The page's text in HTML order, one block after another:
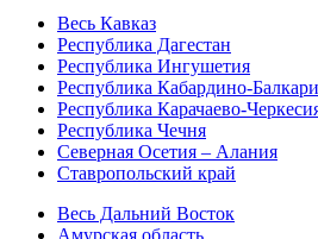
Весь Кавказ
Республика Дагестан
Республика Ингушетия
Республика Кабардино-
Республика Карачаево-
Республика Чечня
Северная Осетия – Алания
Ставропольский край
Весь Дальний Восток
Амурская область